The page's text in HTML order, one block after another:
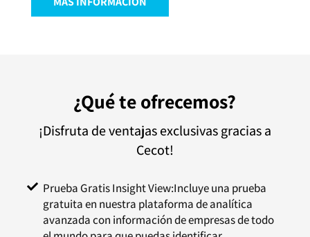
¿Qué te ofrecemos?
¡Disfruta de ventajas exclusivas gracias a
Cecot!
Prueba Gratis Insight View:Incluye una prueba
gratuita en nuestra plataforma de analítica
avanzada con información de empresas de todo